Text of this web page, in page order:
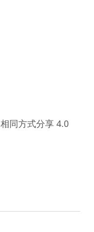
同方式分享 4.0